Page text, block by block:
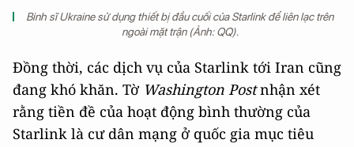
Binh sĩ Ukraine sử dụng thiết bị đầu cuối của Starlink để liên lạc trên
ngoài mặt trận (Ảnh: QQ).
Đồng thời, các dịch vụ của Starlink tới Iran cũng
đang khó khăn. Tờ Washington Postnhận xét
rằng tiền đề của hoạt động bình thường của
Starlink là cư dân mạng ở quốc gia mục tiêu